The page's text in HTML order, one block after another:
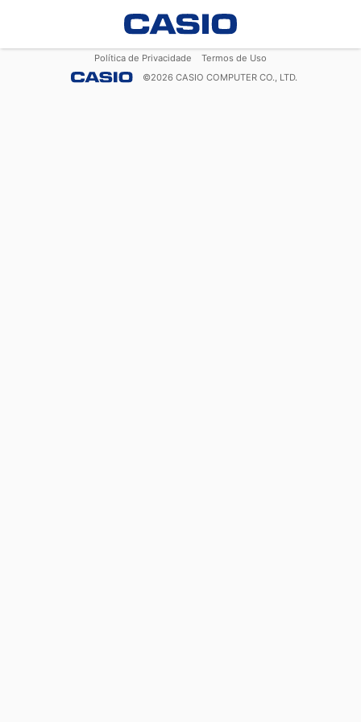
Política de Privacidade
Termos de Uso
©2026 CASIO COMPUTER CO., LTD.